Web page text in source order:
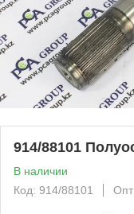
914/88101
В наличии
Код: 914/88101